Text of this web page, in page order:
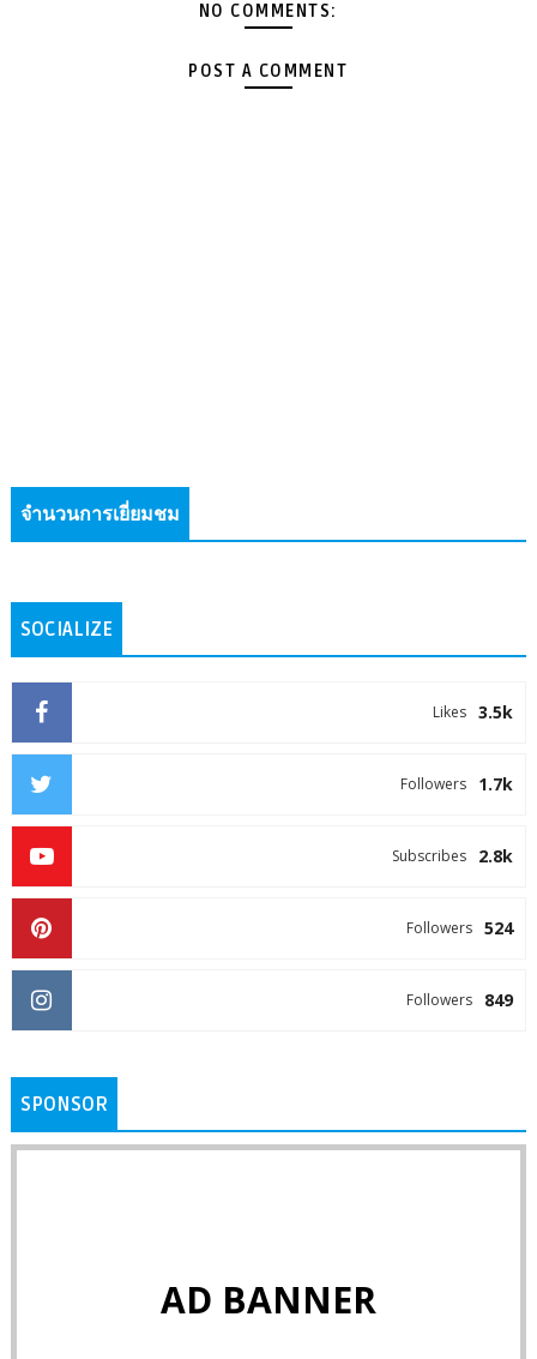
NO COMMENTS:
POST A COMMENT
จำนวนการเยี่ยมชม
SOCIALIZE
3.5k
Likes
1.7k
Followers
2.8k
Subscribes
524
Followers
849
Followers
SPONSOR
AD BANNER